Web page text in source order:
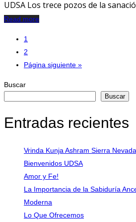
UDSA Los trece pozos de la
Read more
1
2
Página siguiente »
Buscar
Buscar
Entradas recientes
Vrinda Kunja Ashram Sierra
Bienvenidos UDSA
Amor y Fe!
La Importancia de la Sabiduría
Moderna
Lo Que Ofrecemos